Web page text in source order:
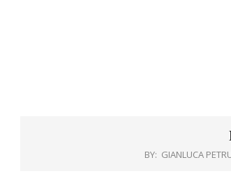
BY: GIANLUCA